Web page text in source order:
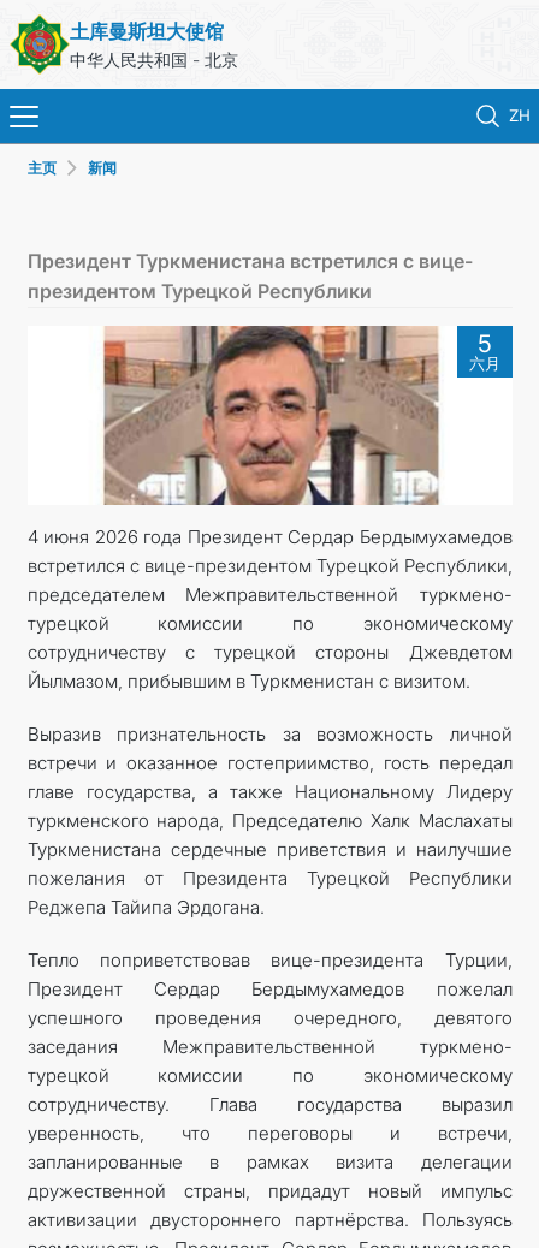
土库曼斯坦大使馆
中华人民共和国 - 北京
ZH
土库曼斯坦
外交部
联系我们
主页 新闻
Президент Туркменистана встретился с вице-
президентом Турецкой Республики
5
六月
4 июня 2026 года Президент Сердар Бердымухамедов
встретился с вице-президентом Турецкой Республики,
председателем Межправительственной туркмено-
турецкой комиссии по экономическому
сотрудничеству с турецкой стороны Джевдетом
Йылмазом, прибывшим в Туркменистан с визитом.
Выразив признательность за возможность личной
встречи и оказанное гостеприимство, гость передал
главе государства, а также Национальному Лидеру
туркменского народа, Председателю Халк Маслахаты
Туркменистана сердечные приветствия и наилучшие
пожелания от Президента Турецкой Республики
Реджепа Тайипа Эрдогана.
Тепло поприветствовав вице-президента Турции,
Президент Сердар Бердымухамедов пожелал
успешного проведения очередного, девятого
заседания Межправительственной туркмено-
турецкой комиссии по экономическому
сотрудничеству. Глава государства выразил
уверенность, что переговоры и встречи,
запланированные в рамках визита делегации
дружественной страны, придадут новый импульс
активизации двустороннего партнёрства. Пользуясь